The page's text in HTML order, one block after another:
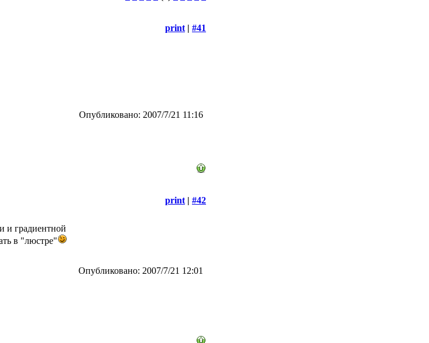
print | #41
Опубликовано: 2007/7/21 11:16
print | #42
и градиентной
в "люстре"
Опубликовано: 2007/7/21 12:01